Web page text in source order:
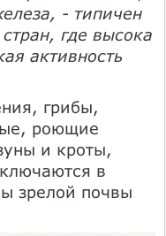
- типичен
где высока
активность
грибы,
роющие
и кроты,
в
зрелой почвы